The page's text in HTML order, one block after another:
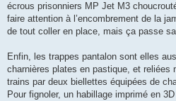
écrous prisonniers MP Jet M3
faire attention à l’encombrement de la
de tout coller en place, mais ça passe
Enfin, les trappes pantalon sont elles
charnières plates en pastique, et reliées
trains par deux biellettes équipées de
Pour fignoler, un habillage imprimé en